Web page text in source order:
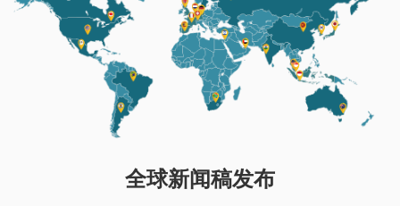
全球新闻稿发布